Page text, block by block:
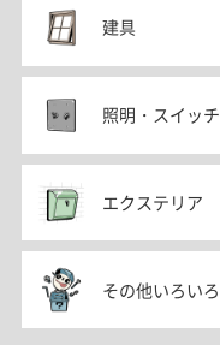
建具
照明・スイッチ
エクステリア
その他いろいろ